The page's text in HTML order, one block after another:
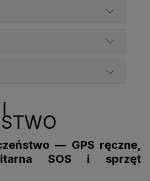
— GPS ręczne,
SOS i sprzęt